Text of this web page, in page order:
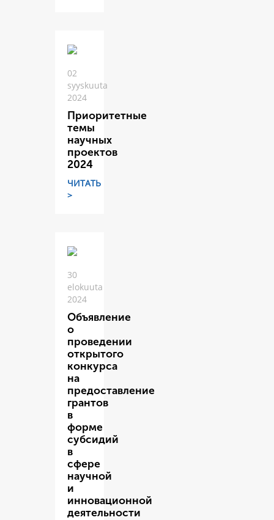
02
syyskuuta
2024
Приоритетные
темы
научных
проектов
2024
ЧИТАТЬ
>
30
elokuuta
2024
Объявление
о
проведении
открытого
конкурса
на
предоставление
грантов
в
форме
субсидий
в
сфере
научной
и
инновационной
деятельности